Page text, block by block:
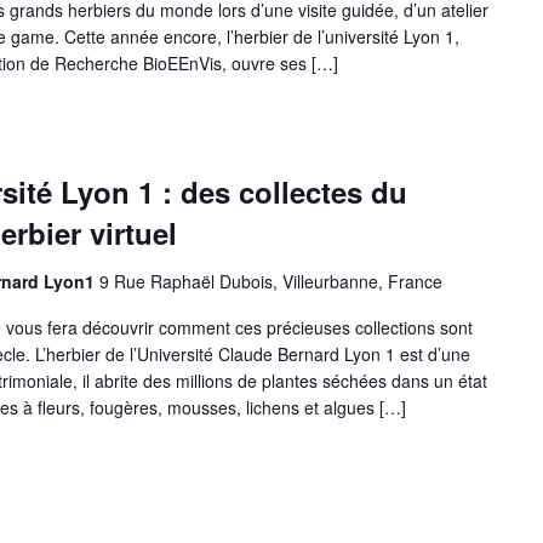
herbiers du monde lors d’une visite guidée, d’un atelier
Cette année encore, l’herbier de l’université Lyon 1,
de Recherche BioEEnVis, ouvre ses […]
Lyon 1 : des collectes du
virtuel
Lyon1 9 Rue Raphaël Dubois, Villeurbanne, France
fera découvrir comment ces précieuses collections sont
L’herbier de l’Université Claude Bernard Lyon 1 est d’une
il abrite des millions de plantes séchées dans un état
à fleurs, fougères, mousses, lichens et algues […]